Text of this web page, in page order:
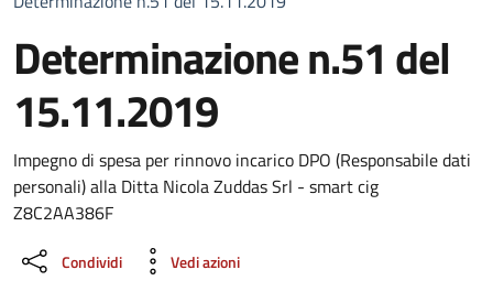
Determinazione n.51 del
15.11.2019
Dettaglio del documento
Impegno di spesa per rinnovo incarico DPO (Responsabile dati
personali) alla Ditta Nicola Zuddas Srl - smart cig
Z8C2AA386F
Condividi Vedi azioni